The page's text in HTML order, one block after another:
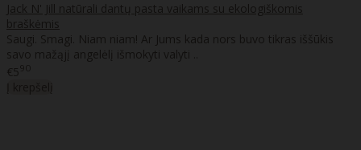
Jack N' Jill natūrali dantų pasta vaikams su ekologiškomis
braškėmis
Saugi. Smagi. Niam niam! Ar Jums kada nors buvo tikras iššūkis
savo mažąjį angelėlį išmokyti valyti ..
€590